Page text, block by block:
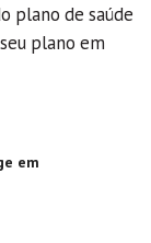
plano de saúde
plano em
em